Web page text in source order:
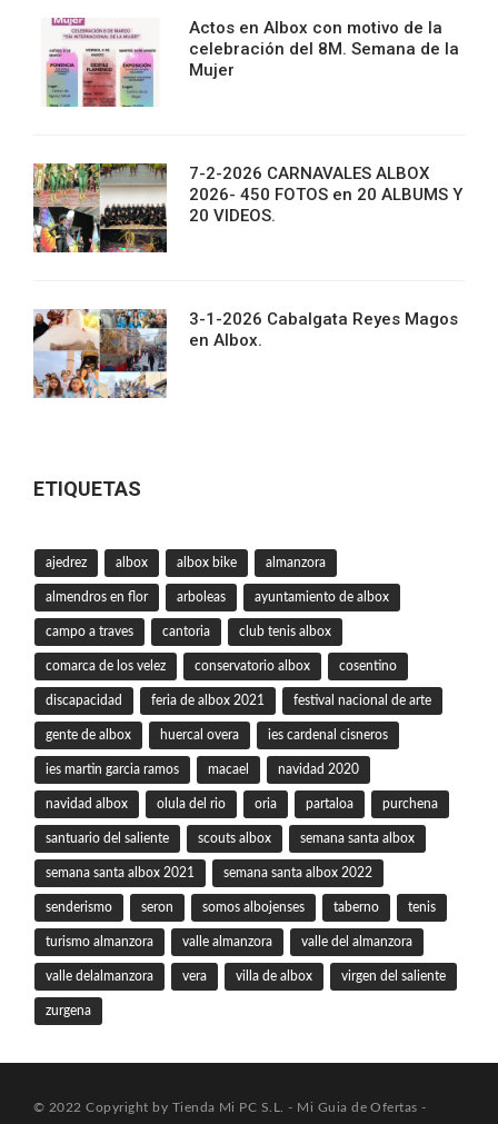
Actos en Albox con motivo de la
celebración del 8M. Semana de la
Mujer
7-2-2026 CARNAVALES ALBOX
2026- 450 FOTOS en 20 ALBUMS Y
20 VIDEOS.
3-1-2026 Cabalgata Reyes Magos
en Albox.
ETIQUETAS
ajedrez albox albox bike almanzora
almendros en flor arboleas ayuntamiento de albox
campo a traves cantoria club tenis albox
comarca de los velez conservatorio albox cosentino
discapacidad feria de albox 2021 festival nacional de arte
gente de albox huercal overa ies cardenal cisneros
ies martin garcia ramos macael navidad 2020
navidad albox olula del rio oria partaloa purchena
santuario del saliente scouts albox semana santa albox
semana santa albox 2021 semana santa albox 2022
senderismo seron somos albojenses taberno tenis
turismo almanzora valle almanzora valle del almanzora
valle delalmanzora vera villa de albox virgen del saliente
zurgena
© 2022 Copyright by Tienda Mi PC S.L. - Mi Guia de Ofertas -